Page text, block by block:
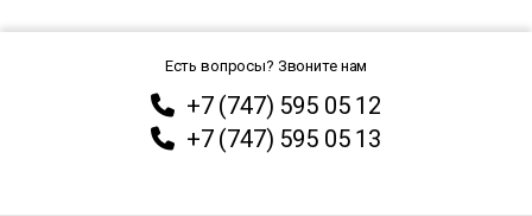
Есть вопросы? Звоните нам
+7 (747) 595 05 12
+7 (747) 595 05 13